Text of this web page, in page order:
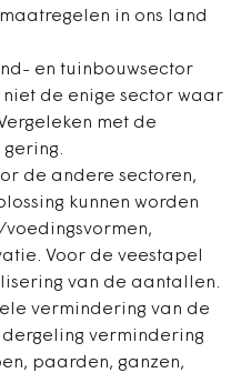
in ons land
en tuinbouwsector
de enige sector waar
met de
de andere sectoren,
kunnen worden
Voor de veestapel
van de aantallen.
vermindering van de
vermindering
paarden, ganzen,